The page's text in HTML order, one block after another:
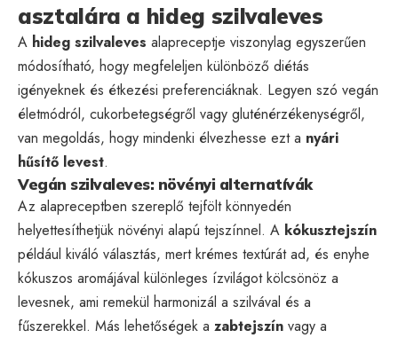
asztalára a hideg szilvaleves
A hideg szilvaleves alapreceptje viszonylag egyszerűen
módosítható, hogy megfeleljen különböző diétás
igényeknek és étkezési preferenciáknak. Legyen szó vegán
életmódról, cukorbetegségről vagy gluténérzékenységről,
van megoldás, hogy mindenki élvezhesse ezt a nyári
hűsítő levest.
Vegán szilvaleves: növényi alternatívák
Az alapreceptben szereplő tejfölt könnyedén
helyettesíthetjük növényi alapú tejszínnel. A kókusztejszín
például kiváló választás, mert krémes textúrát ad, és enyhe
kókuszos aromájával különleges ízvilágot kölcsönöz a
levesnek, ami remekül harmonizál a szilvával és a
fűszerekkel. Más lehetőségek a zabtejszín vagy a